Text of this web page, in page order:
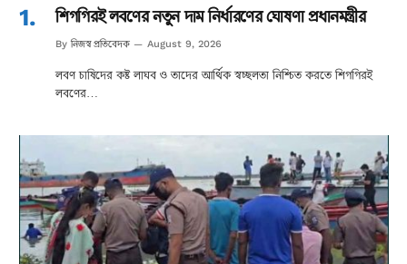
শিগগিরই লবণের নতুন দাম নির্ধারণের ঘোষণা প্রধানমন্ত্রীর
By নিজস্ব প্রতিবেদক August 9, 2026
লবণ চাষিদের কষ্ট লাঘব ও তাদের আর্থিক স্বচ্ছলতা নিশ্চিত করতে শিগগিরই
লবণের…